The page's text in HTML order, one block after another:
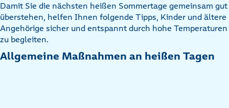
Damit Sie die nächsten heißen Sommertage gemeinsam gut
überstehen, helfen Ihnen folgende Tipps, Kinder und ältere
Angehörige sicher und entspannt durch hohe Temperaturen
zu begleiten.
Allgemeine Maßnahmen an heißen Tagen